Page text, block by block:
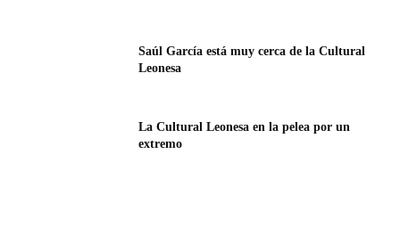
Saúl García está muy cerca de la Cultural
Leonesa
La Cultural Leonesa en la pelea por un
extremo